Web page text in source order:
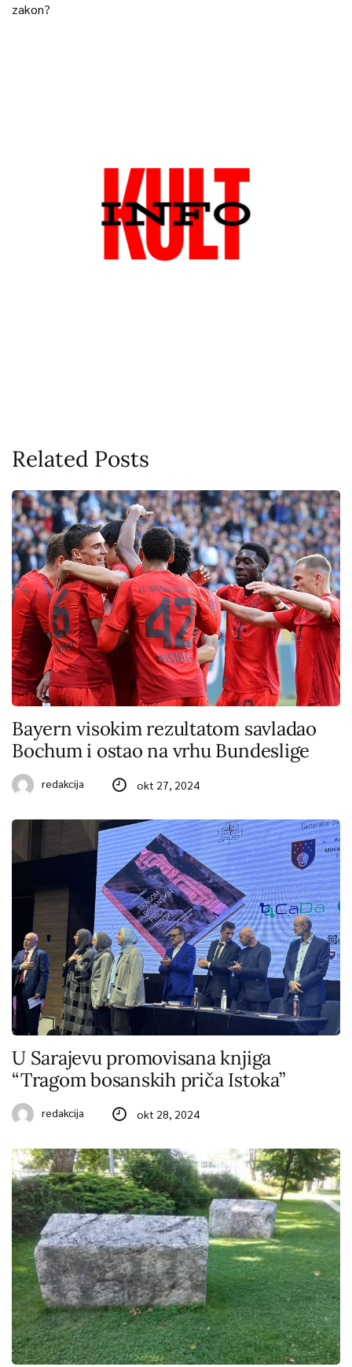
zakon?
Related Posts
Bayern visokim rezultatom savladao
Bochum i ostao na vrhu Bundeslige
redakcija okt 27, 2024
U Sarajevu promovisana knjiga
“Tragom bosanskih priča Istoka”
redakcija okt 28, 2024